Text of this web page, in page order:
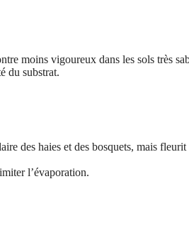
moins vigoureux dans les sols très
du substrat.
des haies et des bosquets, mais fleurit
l’évaporation.